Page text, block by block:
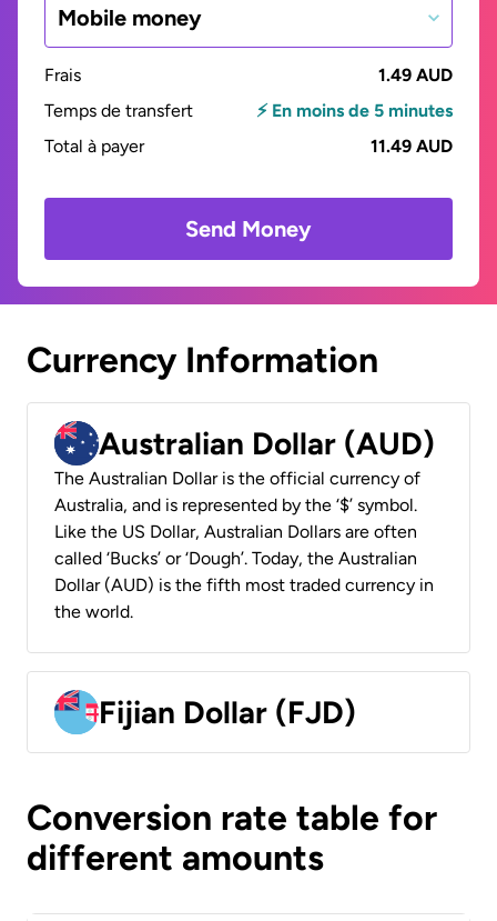
Mobile money
Frais
1.49 AUD
Temps de transfert
⚡ En moins de 5 minutes
Total à payer
11.49 AUD
Send Money
Currency Information
Australian Dollar (AUD)
The Australian Dollar is the official currency of
Australia, and is represented by the ‘$’ symbol.
Like the US Dollar, Australian Dollars are often
called ‘Bucks’ or ‘Dough’. Today, the Australian
Dollar (AUD) is the fifth most traded currency in
the world.
Fijian Dollar (FJD)
Conversion rate table for
different amounts